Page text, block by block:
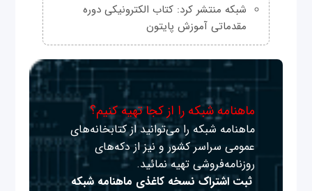
شبکه منتشر کرد: کتاب الکترونیکی دوره
مقدماتی آموزش پایتون
ماهنامه شبکه را از کجا تهیه کنیم؟
ماهنامه شبکه را می‌توانید از کتابخانه‌های
عمومی سراسر کشور و نیز از دکه‌های
روزنامه‌فروشی تهیه نمائید.
ثبت اشتراک نسخه کاغذی ماهنامه شبکه